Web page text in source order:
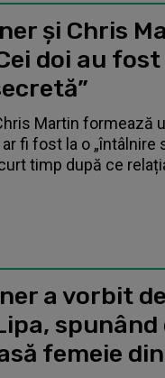
și Chris
doi au
Martin formează
fi fost la o „întâlnire
timp după ce
a vorbit
spunând
femeie